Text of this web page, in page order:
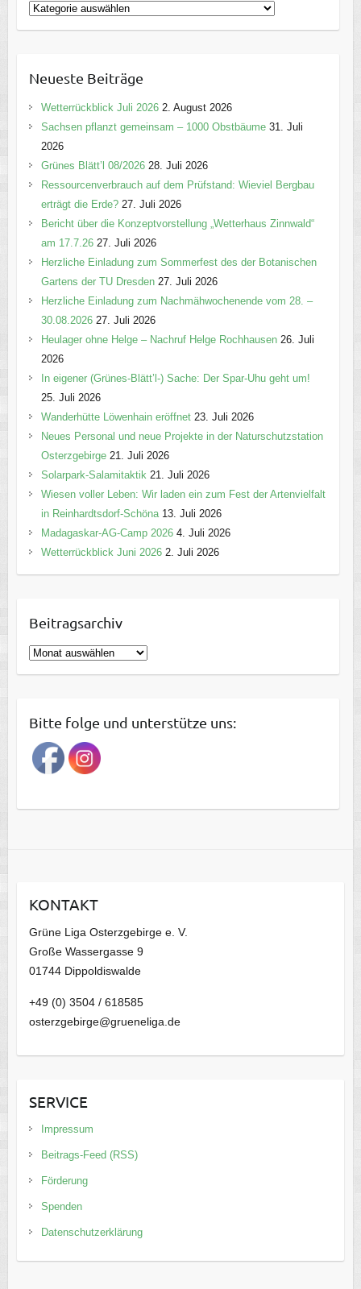
K
a
g
o
r
e
n
Neueste Beiträge
Wetterrückblick Juli 2026 2. August 2026
Sachsen pflanzt gemeinsam – 1000 Obstbäume 31. Juli
2026
Grünes Blätt’l 08/2026 28. Juli 2026
Ressourcenverbrauch auf dem Prüfstand: Wieviel Bergbau
erträgt die Erde? 27. Juli 2026
Bericht über die Konzeptvorstellung „Wetterhaus Zinnwald“
am 17.7.26 27. Juli 2026
Herzliche Einladung zum Sommerfest des der Botanischen
Gartens der TU Dresden 27. Juli 2026
Herzliche Einladung zum Nachmähwochenende vom 28. –
30.08.2026 27. Juli 2026
Heulager ohne Helge – Nachruf Helge Rochhausen 26. Juli
2026
In eigener (Grünes-Blätt’l-) Sache: Der Spar-Uhu geht um!
25. Juli 2026
Wanderhütte Löwenhain eröffnet 23. Juli 2026
Neues Personal und neue Projekte in der Naturschutzstation
Osterzgebirge 21. Juli 2026
Solarpark-Salamitaktik 21. Juli 2026
Wiesen voller Leben: Wir laden ein zum Fest der Artenvielfalt
in Reinhardtsdorf-Schöna 13. Juli 2026
Madagaskar-AG-Camp 2026 4. Juli 2026
Wetterrückblick Juni 2026 2. Juli 2026
Beitragsarchiv
B
e
r
a
g
a
v
Bitte folge und unterstütze uns:
KONTAKT
Grüne Liga Osterzgebirge e. V.
Große Wassergasse 9
01744 Dippoldiswalde
+49 (0) 3504 / 618585
osterzgebirge@grueneliga.de
SERVICE
Impressum
Beitrags-Feed (RSS)
Förderung
Spenden
Datenschutzerklärung